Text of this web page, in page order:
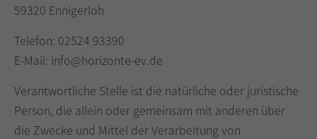
59320 Ennigerloh
Telefon: 02524 93390
E-Mail: info@horizonte-ev.de
Verantwortliche Stelle ist die natürliche oder juristische
Person, die allein oder gemeinsam mit anderen über
die Zwecke und Mittel der Verarbeitung von